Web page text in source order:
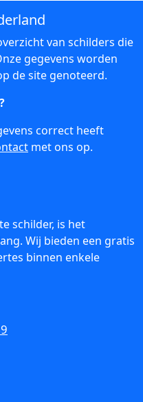
van schilders die
gegevens worden
de site genoteerd.
correct heeft
met ons op.
schilder, is het
Wij bieden een gratis
binnen enkele